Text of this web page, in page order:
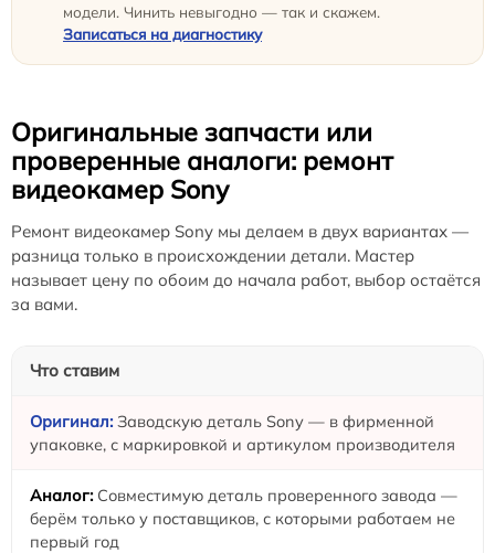
модели. Чинить невыгодно — так и скажем.
Записаться на диагностику
Оригинальные запчасти или
проверенные аналоги: ремонт
видеокамер Sony
Ремонт видеокамер Sony мы делаем в двух вариантах —
разница только в происхождении детали. Мастер
называет цену по обоим до начала работ, выбор остаётся
за вами.
Что ставим
Заводскую деталь Sony — в фирменной
упаковке, с маркировкой и артикулом производителя
Совместимую деталь проверенного завода —
берём только у поставщиков, с которыми работаем не
первый год